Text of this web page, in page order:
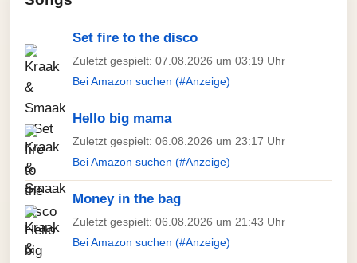
Set fire to the disco
Zuletzt gespielt: 07.08.2026 um 03:19 Uhr
Bei Amazon suchen (#Anzeige)
Hello big mama
Zuletzt gespielt: 06.08.2026 um 23:17 Uhr
Bei Amazon suchen (#Anzeige)
Money in the bag
Zuletzt gespielt: 06.08.2026 um 21:43 Uhr
Bei Amazon suchen (#Anzeige)